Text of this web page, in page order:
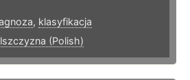
, klasyfikacja
(Polish)